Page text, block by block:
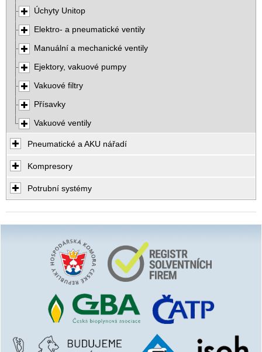
Úchyty Unitop
Elektro- a pneumatické ventily
Manuální a mechanické ventily
Ejektory, vakuové pumpy
Vakuové filtry
Přísavky
Vakuové ventily
Pneumatické a AKU nářadí
Kompresory
Potrubní systémy